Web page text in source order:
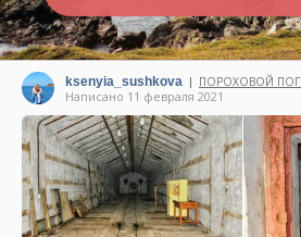
ksenyia_sushkova | ПОРОХОВОЙ
Написано 11 февраля 2021